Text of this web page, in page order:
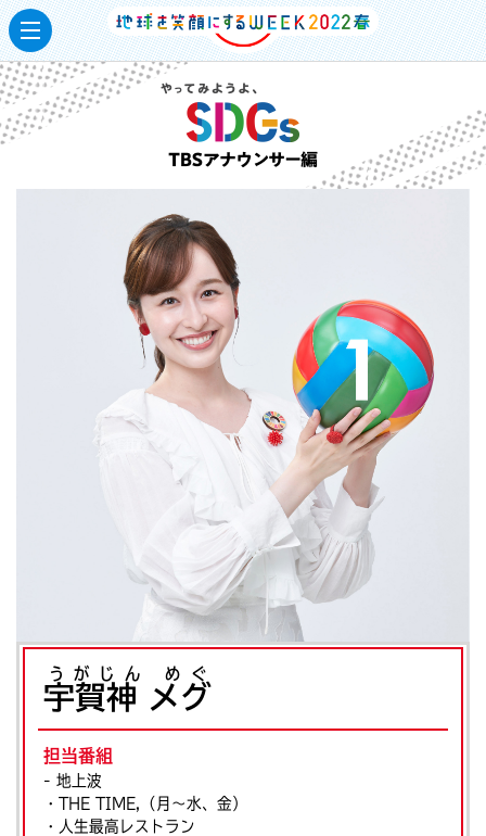
宇賀神 メグ
うがじん めぐ
担当番組
- 地上波
・THE TIME,（月～水、金）
・人生最高レストラン